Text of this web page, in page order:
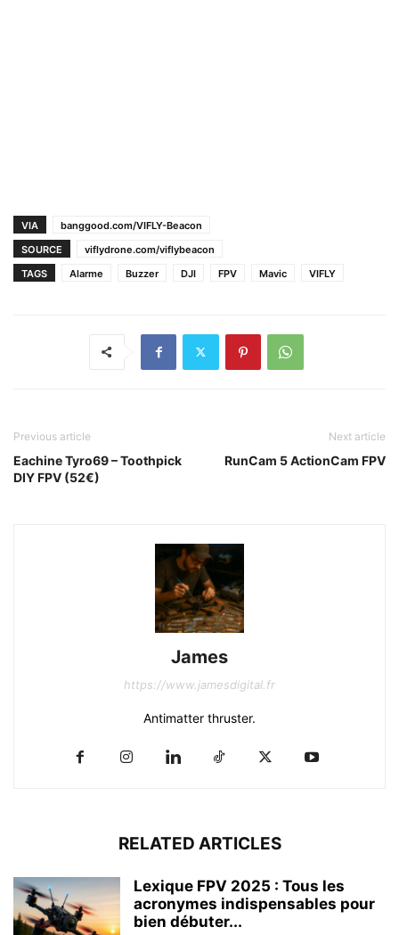
VIA
banggood.com/VIFLY-Beacon
SOURCE
viflydrone.com/viflybeacon
TAGS
Alarme Buzzer DJI FPV Mavic VIFLY
Previous article
Eachine Tyro69 – Toothpick
DIY FPV (52€)
Next article
RunCam 5 ActionCam FPV
James
https://www.jamesdigital.fr
Antimatter thruster.
RELATED ARTICLES
Lexique FPV 2025 : Tous les
acronymes indispensables pour
bien débuter...